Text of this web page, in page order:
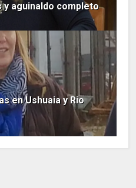
y aguinaldo completo
en Ushuaia y Rio